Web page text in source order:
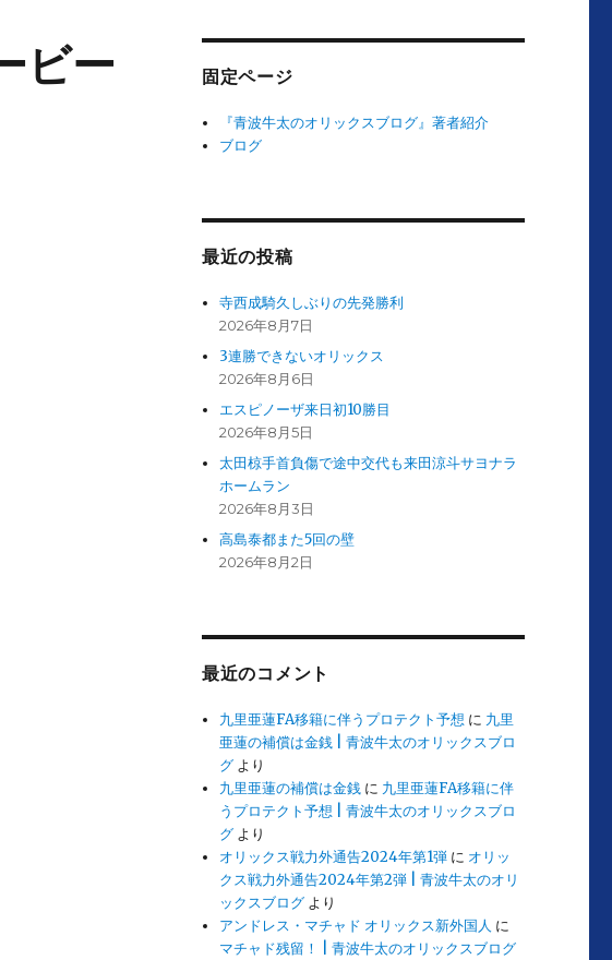
ビー
固定ページ
『青波牛太のオリックスブログ』著者紹介
ブログ
最近の投稿
寺西成騎久しぶりの先発勝利
2026年8月7日
3連勝できないオリックス
2026年8月6日
エスピノーザ来日初10勝目
2026年8月5日
太田椋手首負傷で途中交代も来田涼斗サヨナラ
ホームラン
2026年8月3日
高島泰都また5回の壁
2026年8月2日
最近のコメント
九里亜蓮FA移籍に伴うプロテクト予想 に 九里
亜蓮の補償は金銭 | 青波牛太のオリックスブロ
グ より
九里亜蓮の補償は金銭 に 九里亜蓮FA移籍に伴
うプロテクト予想 | 青波牛太のオリックスブロ
グ より
オリックス戦力外通告2024年第1弾 に オリッ
クス戦力外通告2024年第2弾 | 青波牛太のオリ
ックスブログ より
アンドレス・マチャド オリックス新外国人 に
マチャド残留！ | 青波牛太のオリックスブログ